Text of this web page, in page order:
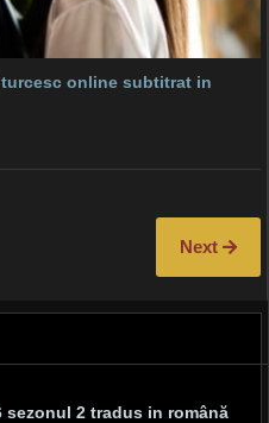
online subtitrat in
Next
2 tradus in română